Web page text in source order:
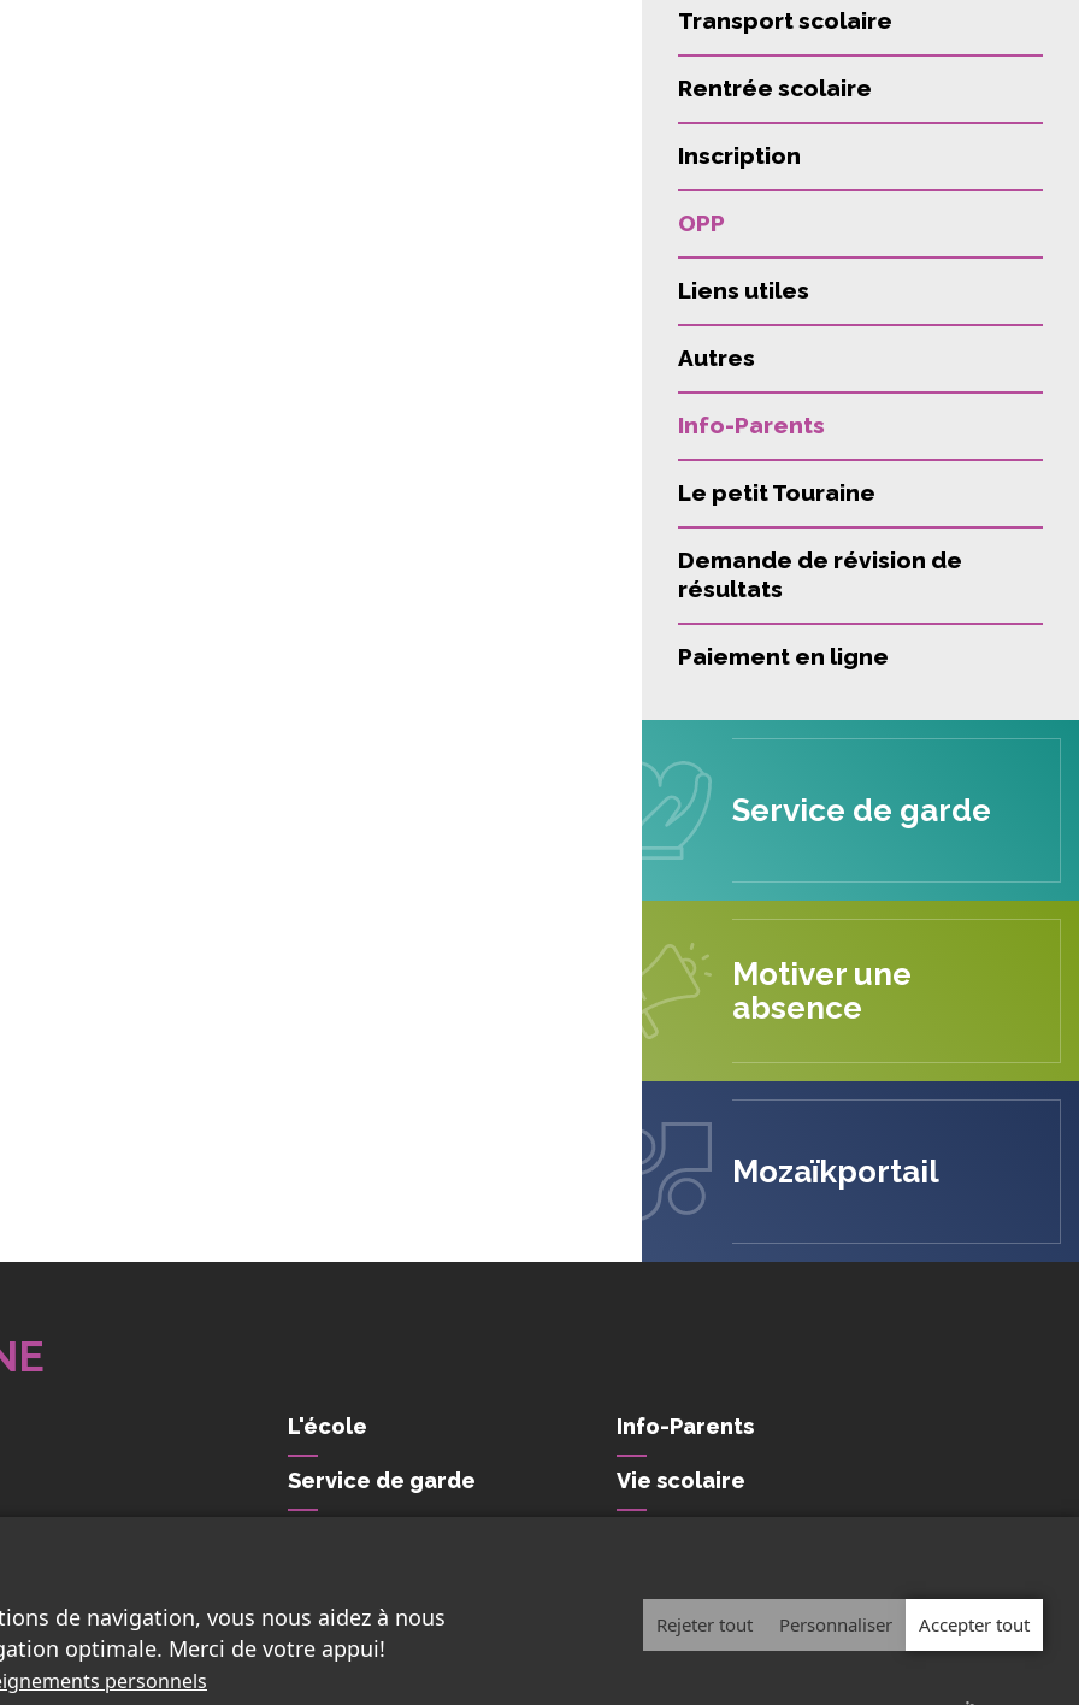
Transport scolaire
Rentrée scolaire
Inscription
OPP
Liens utiles
Autres
Info-Parents
Le petit Touraine
Demande de révision de
résultats
Paiement en ligne
Service de garde
Motiver une
absence
Mozaïkportail
L'école Info-Parents
Service de garde Vie scolaire
renseignements personnels
de navigation, vous nous aidez à nous
optimale. Merci de votre appui!
personnels
Rejeter tout Personnaliser Accepter tout